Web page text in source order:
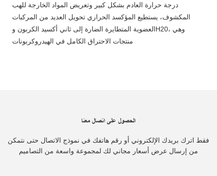
درجة حرارة العادم بشكل كبير وتعريض المواد الخارجة للهب
المكشوف، يستطيع المؤكسد الحراري تحويل العديد من المركبات
العضوية المتطايرة الضارة إلى ثاني أكسيد الكربون وH20، وهي
الحصول على اتصال معنا
فقط اترك بريدك الإلكتروني أو رقم هاتفك في نموذج الاتصال حتى نتمكن
من إرسال عرض أسعار مجاني لك لمجموعة واسعة من التصاميم